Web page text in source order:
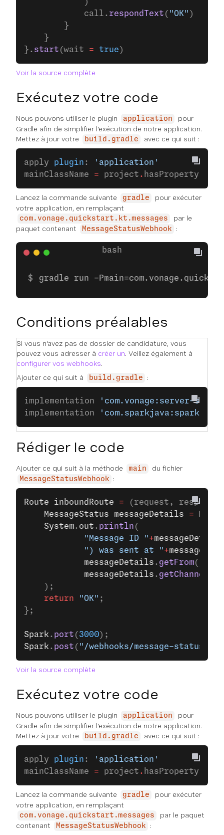
            call.
respondText ( "OK" )
        }
    }
}. start (wait = true )
Voir la source complète
Exécutez votre code
Nous pouvons utiliser le plugin application
pour
Gradle afin de simplifier l'exécution de notre application.
Mettez à jour votre
build.gradle avec ce qui suit :
apply plugin :
'application'
mainClassName = project . hasProperty(
Lancez la commande suivante gradle
pour exécuter
votre application, en remplaçant
com.vonage.quickstart.kt.messages
par le
paquet contenant
MessageStatusWebhook :
gradle run -
Conditions préalables
Si vous n'avez pas de dossier de candidature, vous
pouvez vous adresser à créer un. Veillez également à
configurer vos webhooks.
Ajouter ce qui suit à
build.gradle :
implementation
'com.vonage:server-
implementation
'com.sparkjava:spark-
Rédiger le code
Ajouter ce qui suit à la méthode main du fichier
MessageStatusWebhook :
Route inboundRoute = (request,
	MessageStatus
messageDetails =
	System
. out . println (
			"Message ID "
+messageDetails
			") was sent at "
+
			messageDetails
. getFrom()
			messageDetails
. getChannel
	);
	return
"OK" ;
};
Spark . port ( 3000);
Spark . post ( "/webhooks/message-status"
Voir la source complète
Exécutez votre code
Nous pouvons utiliser le plugin application
pour
Gradle afin de simplifier l'exécution de notre application.
Mettez à jour votre
build.gradle avec ce qui suit :
apply plugin :
'application'
mainClassName = project . hasProperty(
Lancez la commande suivante gradle
pour exécuter
votre application, en remplaçant
com.vonage.quickstart.messages
par le paquet
contenant
MessageStatusWebhook :